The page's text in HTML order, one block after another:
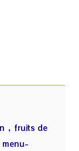
,fruits de
menu-